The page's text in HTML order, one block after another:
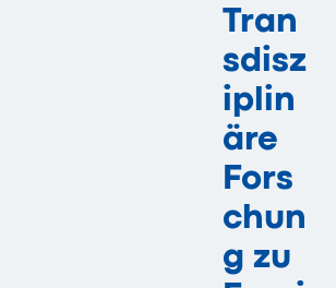
Tran
sdisz
iplin
äre
Fors
chun
g zu